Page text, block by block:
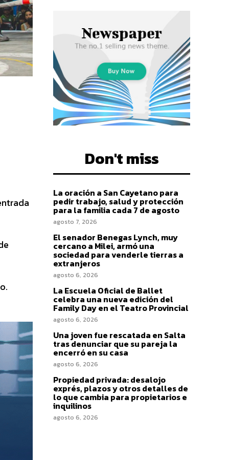
Don't miss
La oración a San Cayetano para
pedir trabajo, salud y protección
para la familia cada 7 de agosto
agosto 7, 2026
El senador Benegas Lynch, muy
cercano a Milei, armó una
sociedad para venderle tierras a
extranjeros
agosto 6, 2026
La Escuela Oficial de Ballet
celebra una nueva edición del
Family Day en el Teatro Provincial
agosto 6, 2026
Una joven fue rescatada en Salta
tras denunciar que su pareja la
encerró en su casa
agosto 6, 2026
Propiedad privada: desalojo
exprés, plazos y otros detalles de
lo que cambia para propietarios e
inquilinos
agosto 6, 2026